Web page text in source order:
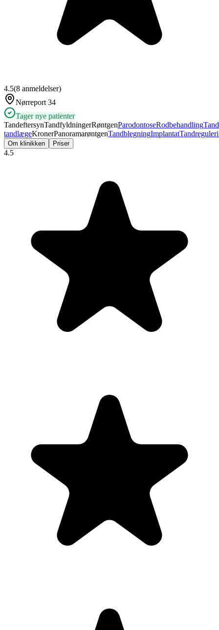
4.5(8 anmeldelser)
Nørreport 34
Tager nye patienter
TandeftersynTandfyldningerRøntgenParodontoseRodbehandling
tandlægeKronerPanoramarøntgenTandblegningImplantat
Om klinikken Priser
4.5